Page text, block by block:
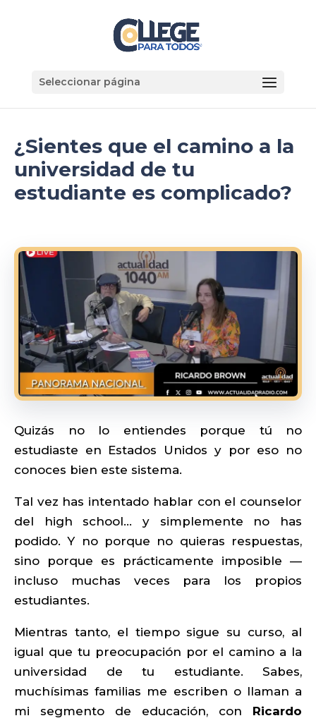
Seleccionar página
¿Sientes que el camino a la
universidad de tu
estudiante es complicado?
Quizás no lo entiendes porque tú no
estudiaste en Estados Unidos y por eso no
conoces bien este sistema.
Tal vez has intentado hablar con el counselor
del high school… y simplemente no has
podido. Y no porque no quieras respuestas,
sino porque es prácticamente imposible —
incluso muchas veces para los propios
estudiantes.
Mientras tanto, el tiempo sigue su curso, al
igual que tu preocupación por el camino a la
universidad de tu estudiante. Sabes,
muchísimas familias me escriben o llaman a
mi segmento de educación, con Ricardo